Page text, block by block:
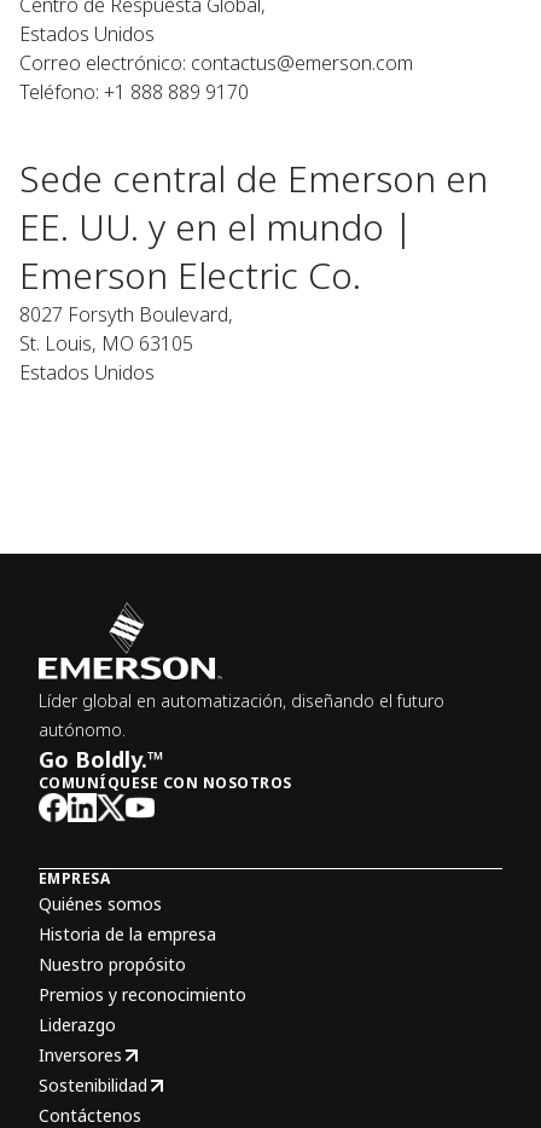
Estados Unidos
Correo electrónico: contactus@emerson.com
Teléfono: +1 888 889 9170
Sede central de Emerson en
EE. UU. y en el mundo |
Emerson Electric Co.
8027 Forsyth Boulevard,
St. Louis, MO 63105
Estados Unidos
Líder global en automatización, diseñando el futuro
autónomo.
Go Boldly.™
COMUNÍQUESE CON NOSOTROS
EMPRESA
Quiénes somos
Historia de la empresa
Nuestro propósito
Premios y reconocimiento
Liderazgo
Inversores
Sostenibilidad
Contáctenos